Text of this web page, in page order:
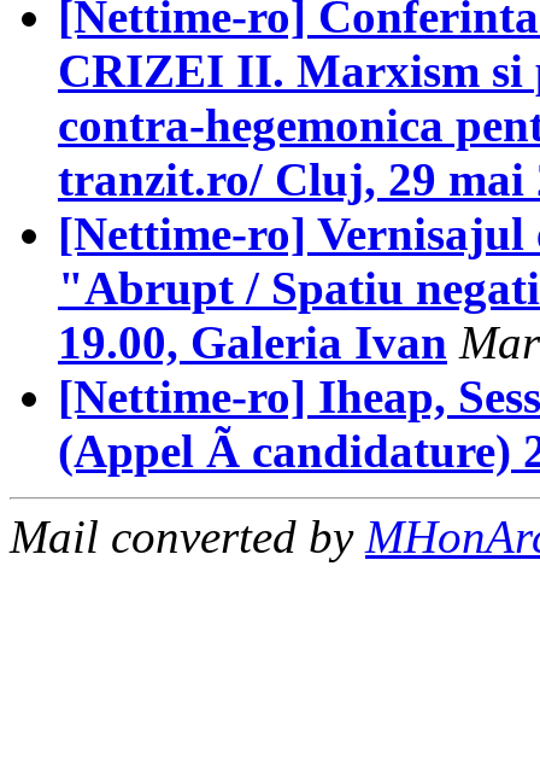
[Nettime-ro]
CRIZEI II. Marxism si
contra-hegemonica
tranzit.ro/ Cluj, 29 mai
[Nettime-ro] Vernisajul
"Abrupt / Spatiu
19.00, Galeria Ivan
[Nettime-ro] Iheap,
(Appel Ã candidature)
Mail converted by